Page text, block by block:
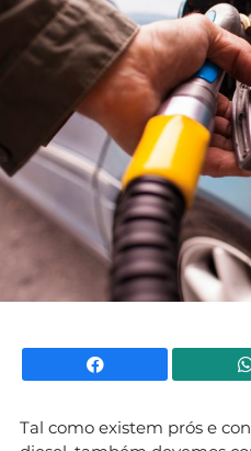
Facebook
Tal como existem prós e